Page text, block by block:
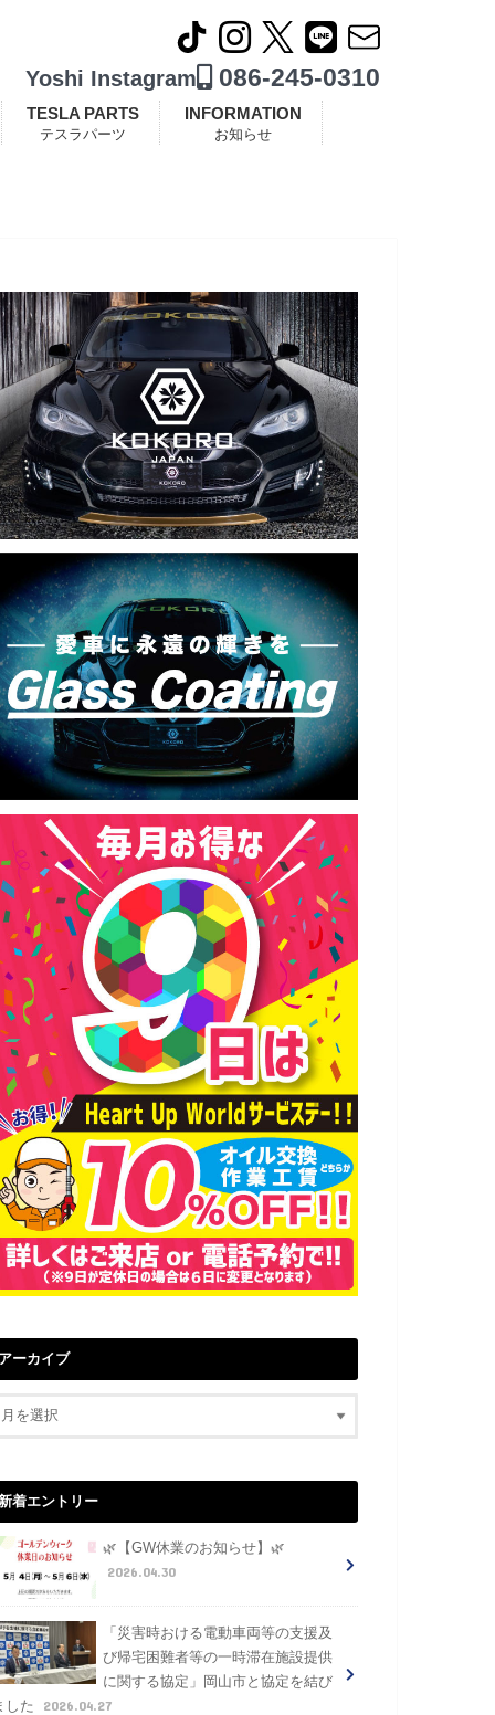
Yoshi Instagram 086-245-0310
TESLA PARTS
テスラパーツ
INFORMATION
お知らせ
アーカイブ
着エントリー
🌿【GW休業のお知らせ】🌿
2026.04.30
「災害時おける電動車両等の支援及
び帰宅困難者等の一時滞在施設提供
に関する協定」岡山市と協定を結び
した
2026.04.27